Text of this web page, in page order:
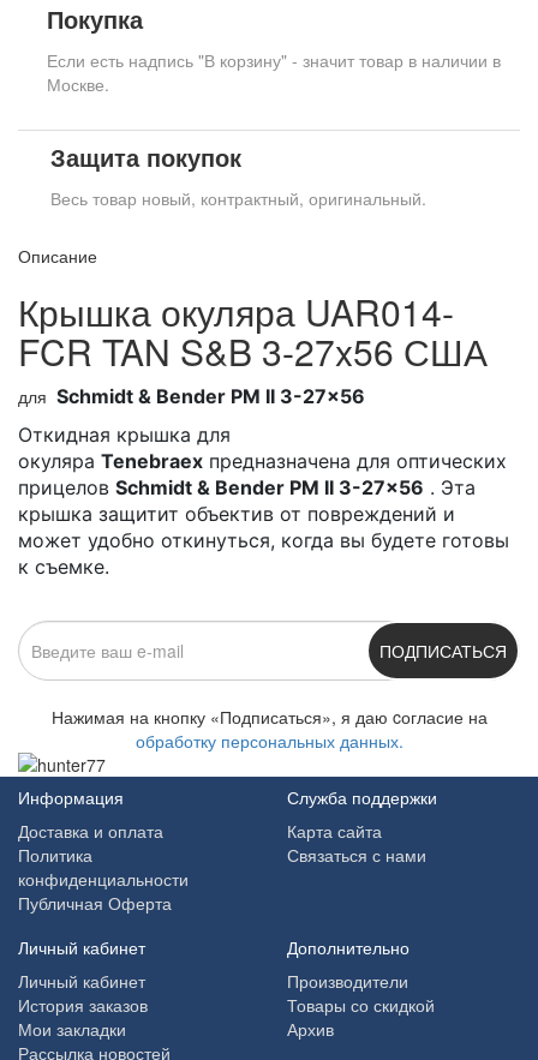
Покупка
Если есть надпись "В корзину" - значит товар в наличии в
Москве.
Защита покупок
Весь товар новый, контрактный, оригинальный.
Описание
Крышка окуляра UAR014-
FCR TAN S&B 3-27x56 США
для Schmidt & Bender PM II 3-27x56
Откидная крышка для
окуляра Tenebraex предназначена для оптических
прицелов Schmidt & Bender PM II 3-27x56 . Эта
крышка защитит объектив от повреждений и
может удобно откинуться, когда вы будете готовы
к съемке.
ПОДПИСАТЬСЯ
Нажимая на кнопку «Подписаться», я даю cогласие на
обработку персональных данных.
Информация
Доставка и оплата
Политика
конфиденциальности
Публичная Оферта
Служба поддержки
Карта сайта
Связаться с нами
Личный кабинет
Личный кабинет
История заказов
Мои закладки
Рассылка новостей
Дополнительно
Производители
Товары со скидкой
Архив